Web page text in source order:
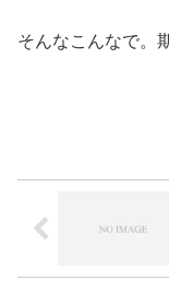
そんなこんなで。